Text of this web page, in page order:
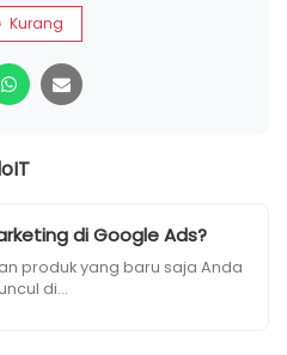
Kurang
di Google Ads?
produk yang baru saja Anda
di...